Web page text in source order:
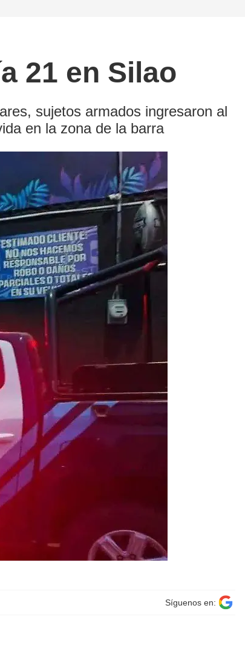
21 en Silao
sujetos armados ingresaron al
en la zona de la barra
Síguenos en: